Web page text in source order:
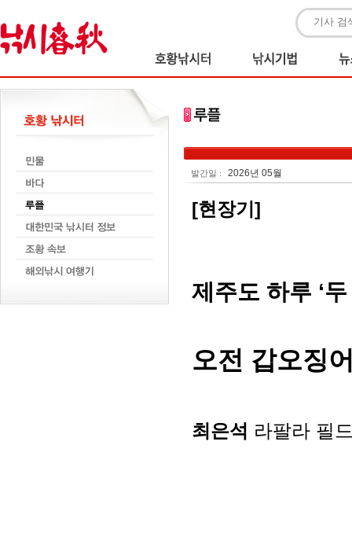
발간일 : 2026년 05월